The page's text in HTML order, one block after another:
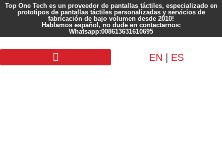
Top One Tech es un proveedor de pantallas táctiles, especializado en
prototipos de pantallas táctiles personalizadas y servicios de
fabricación de bajo volumen desde 2010!
Hablamos español, no dude en contactarnos:
Whatsapp:008613631610695
EN ES